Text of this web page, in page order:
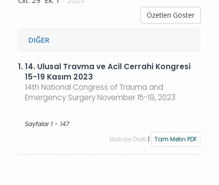
Özetleri Göster
DIĞER
1.14. Ulusal Travma ve Acil Cerrahi Kongresi
15-19 Kasım 2023
14th National Congress of Trauma and
Emergency Surgery November 15-19, 2023
Sayfalar 1 - 147
Makale Özeti | Tam Metin PDF